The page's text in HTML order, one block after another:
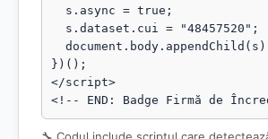
})();
</script>
<!-- END: Badge Firmă de